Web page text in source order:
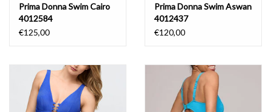
Prima Donna Swim Cairo
4012584
€125,00
Prima Donna Swim Aswan
4012437
€120,00